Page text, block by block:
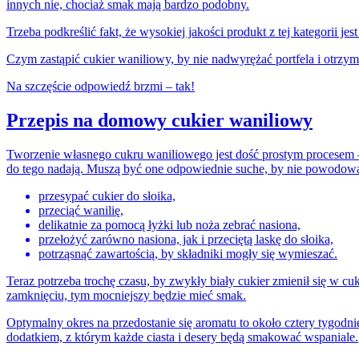
innych nie, chociaż smak mają bardzo podobny.
Trzeba podkreślić fakt, że wysokiej jakości produkt z tej kategorii
Czym zastąpić cukier waniliowy, by nie nadwyrężać portfela i
Na szczęście odpowiedź brzmi – tak!
Przepis na domowy cukier waniliowy
Tworzenie własnego cukru waniliowego jest dość prostym
do tego nadają. Muszą być one odpowiednie suche, by nie
przesypać cukier do słoika,
przeciąć wanilię,
delikatnie za pomocą łyżki lub noża zebrać nasiona,
przełożyć zarówno nasiona, jak i przeciętą laskę do słoika,
potrząsnąć zawartością, by składniki mogły się wymieszać.
Teraz potrzeba trochę czasu, by zwykły biały cukier zmienił się w
zamknięciu, tym mocniejszy będzie mieć smak.
Optymalny okres na przedostanie się aromatu to około cztery
dodatkiem, z którym każde ciasta i desery będą smakować wspaniale.